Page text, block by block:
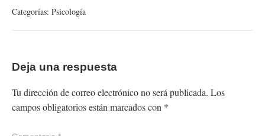
Categorías: Psicología
Deja una respuesta
Tu dirección de correo electrónico no será publicada. Los
campos obligatorios están marcados con *